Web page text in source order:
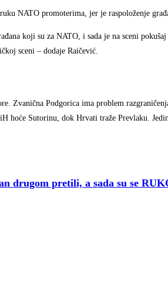
NATO promoterima, jer je raspoloženje
koji su za NATO, i sada je na sceni
sceni – dodaje Raičević.
Zvanična Podgorica ima problem
hoće Sutorinu, dok Hrvati traže Prevlaku.
drugom pretili, a sada su se